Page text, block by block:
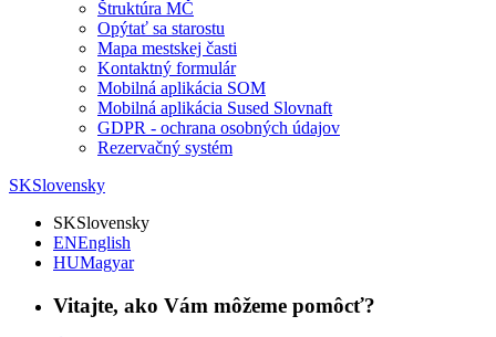
Štruktúra MČ
Opýtať sa starostu
Mapa mestskej časti
Kontaktný formulár
Mobilná aplikácia SOM
Mobilná aplikácia Sused Slovnaft
GDPR - ochrana osobných údajov
Rezervačný systém
SKSlovensky
SKSlovensky
ENEnglish
HUMagyar
Vitajte, ako Vám môžeme pomôcť?